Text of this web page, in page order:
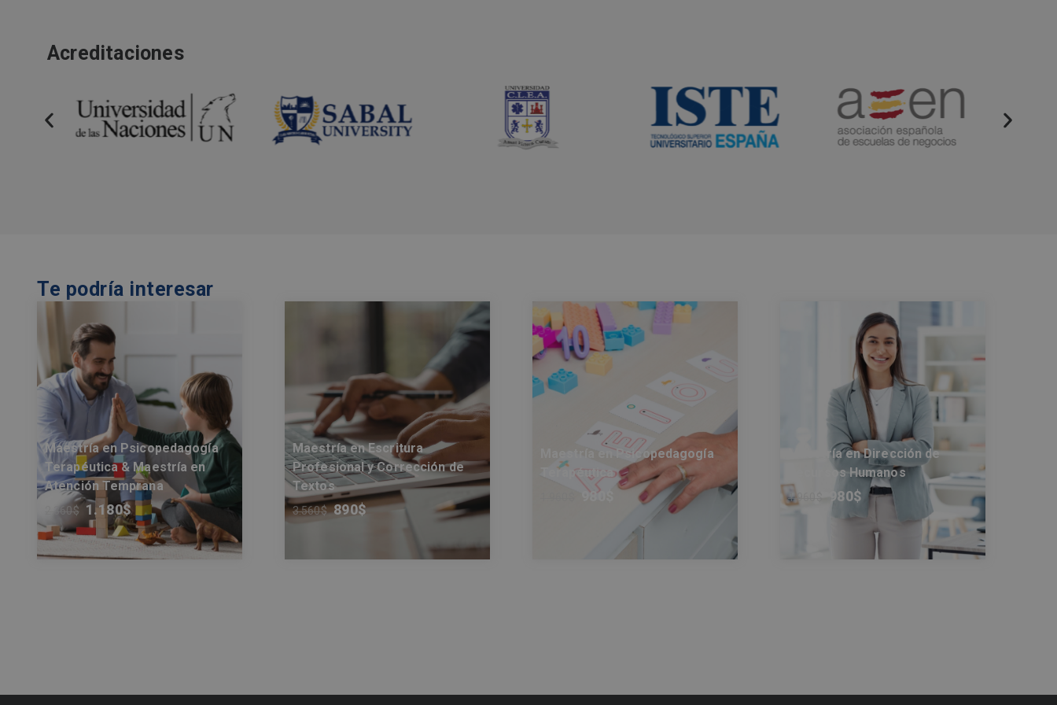
Acreditaciones
Te podría interesar
Maestría en Psicopedagogía
Terapéutica & Maestría en
Atención Temprana
2.360$ 1.180$
Maestría en Escritura
Profesional y Corrección de
Textos
3.560$ 890$
Maestría en Psicopedagogía
Terapéutica
980
Maestría en Dirección de
Recursos Humanos
1.960 980$